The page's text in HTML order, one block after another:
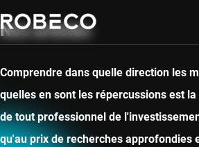
Nos articles
Comprendre dans quelle direction les
quelles en sont les répercussions est
de tout professionnel de
qu'au prix de recherches approfondies